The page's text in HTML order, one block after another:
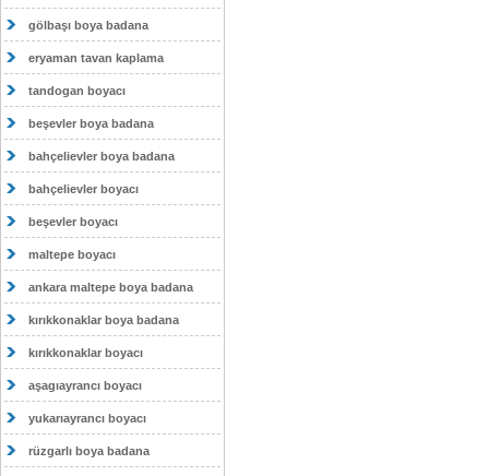
gölbaşı boya badana
eryaman tavan kaplama
tandogan boyacı
beşevler boya badana
bahçelievler boya badana
bahçelievler boyacı
beşevler boyacı
maltepe boyacı
ankara maltepe boya badana
kırıkkonaklar boya badana
kırıkkonaklar boyacı
aşagıayrancı boyacı
yukarıayrancı boyacı
rüzgarlı boya badana